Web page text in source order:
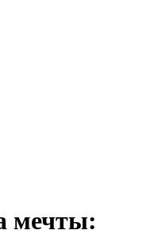
мечты: